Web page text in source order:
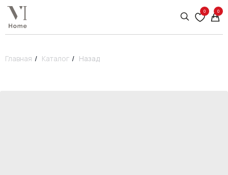
0 0
Главная / Каталог / Назад